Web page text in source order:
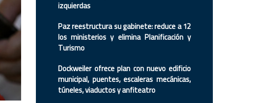
izquierdas
Paz reestructura su gabinete: reduce a 12
los ministerios y elimina Planificación y
Turismo
Dockweiler ofrece plan con nuevo edificio
municipal, puentes, escaleras mecánicas,
túneles, viaductos y anfiteatro